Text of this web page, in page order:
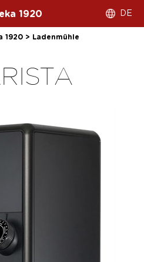
1920 DE
1920 > Ladenmühle